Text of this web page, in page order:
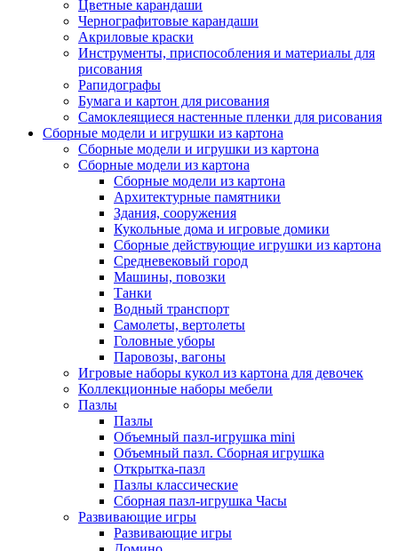
Цветные карандаши
Чернографитовые карандаши
Акриловые краски
Инструменты, приспособления и материалы для
рисования
Рапидографы
Бумага и картон для рисования
Самоклеящиеся настенные пленки для рисования
Сборные модели и игрушки из картона
Сборные модели и игрушки из картона
Сборные модели из картона
Сборные модели из картона
Архитектурные памятники
Здания, сооружения
Кукольные дома и игровые домики
Сборные действующие игрушки из картона
Средневековый город
Машины, повозки
Танки
Водный транспорт
Самолеты, вертолеты
Головные уборы
Паровозы, вагоны
Игровые наборы кукол из картона для девочек
Коллекционные наборы мебели
Пазлы
Пазлы
Объемный пазл-игрушка mini
Объемный пазл. Сборная игрушка
Открытка-пазл
Пазлы классические
Сборная пазл-игрушка Часы
Развивающие игры
Развивающие игры